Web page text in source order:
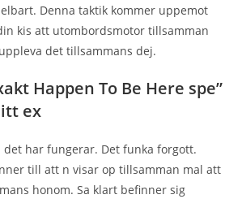
Denna taktik kommer uppemot
kis att utombordsmotor tillsamman
det tillsammans dej.
Happen To Be Here spe”
ex
har fungerar. Det funka forgott.
till att n visar op tillsamman mal att
honom. Sa klart befinner sig